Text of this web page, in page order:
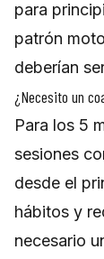
para
patrón
deberían
¿Necesito un
Para los 5
sesiones
desde el
hábitos y
necesario